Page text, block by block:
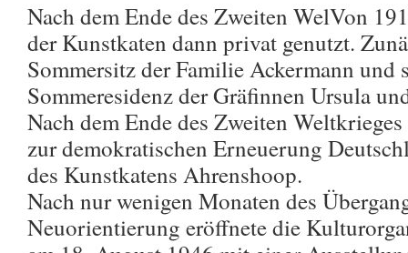
Nach dem Ende des Zweiten WelVon
der Kunstkaten dann privat genutzt.
Sommersitz der Familie Ackermann und
Sommeresidenz der Gräfinnen Ursula
Nach dem Ende des Zweiten
zur demokratischen Erneuerung
des Kunstkatens Ahrenshoop.
Nach nur wenigen Monaten des
Neuorientierung eröffnete die